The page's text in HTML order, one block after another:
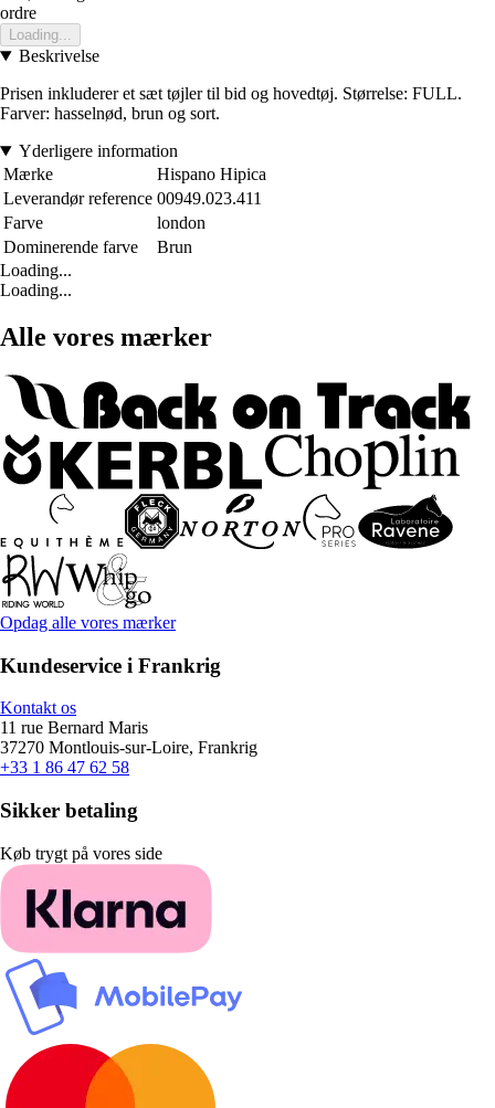
ordre
Loading...
Beskrivelse
Prisen inkluderer et sæt tøjler til bid og hovedtøj. Størrelse: FULL.
Farver: hasselnød, brun og sort.
Yderligere information
Mærke
Hispano Hipica
Leverandør reference 00949.023.411
Farve
london
Dominerende farve
Brun
Loading...
Loading...
Alle vores mærker
Opdag alle vores mærker
Kundeservice i Frankrig
Kontakt os
11 rue Bernard Maris
37270 Montlouis-sur-Loire, Frankrig
+33 1 86 47 62 58
Sikker betaling
Køb trygt på vores side